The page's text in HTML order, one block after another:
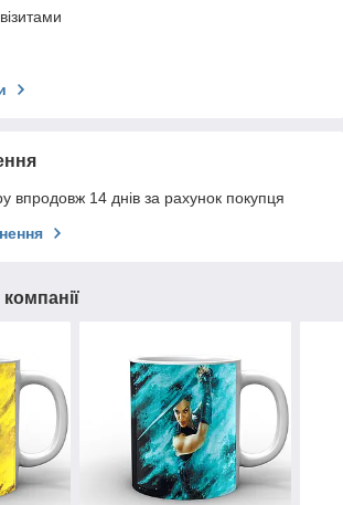
впродовж 14 днів за рахунок покупця